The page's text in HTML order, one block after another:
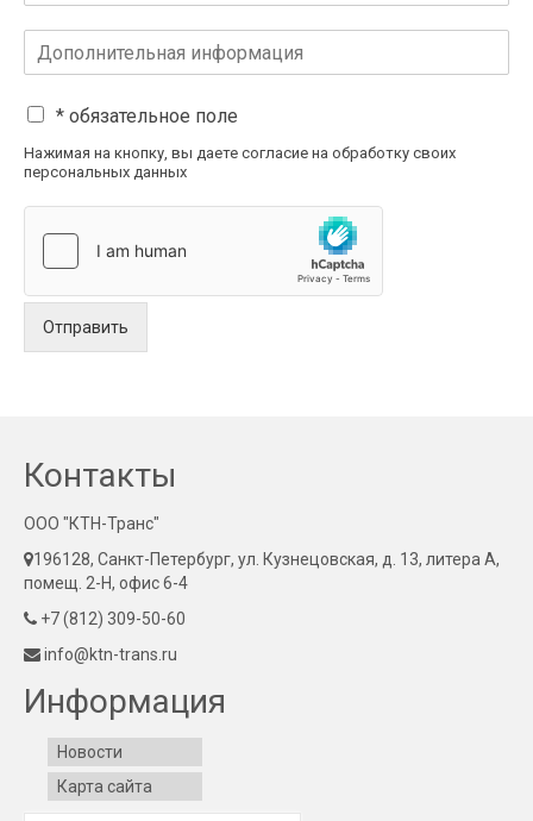
* обязательное поле
Нажимая на кнопку, вы даете согласие на обработку своих
персональных данных
Отправить
Контакты
ООО "КТН-Транс"
196128, Санкт-Петербург, ул. Кузнецовская, д. 13, литера А,
помещ. 2-Н, офис 6-4
+7 (812) 309-50-60
info@ktn-trans.ru
Информация
Новости
Карта сайта